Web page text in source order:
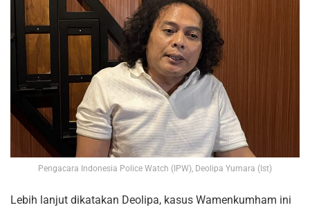
Pengacara Indonesia Police Watch (IPW), Deolipa Yumara (Ist)
Lebih lanjut dikatakan Deolipa, kasus Wamenkumham ini